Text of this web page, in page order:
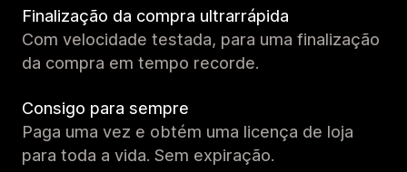
Finalização da compra ultrarrápida
Com velocidade testada, para uma finalização
da compra em tempo recorde.
Consigo para sempre
Paga uma vez e obtém uma licença de loja
para toda a vida. Sem expiração.